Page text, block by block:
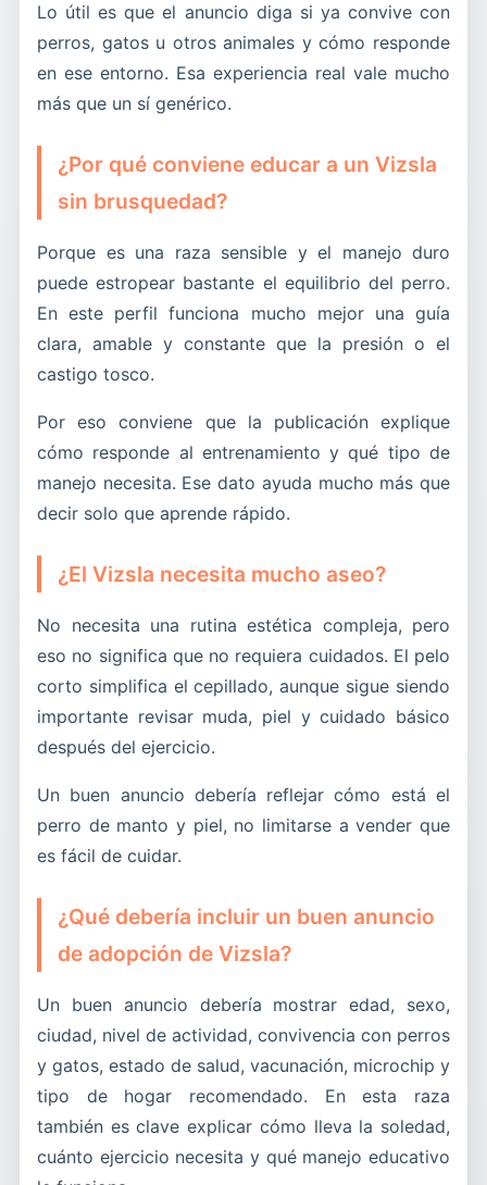
Lo útil es que el anuncio diga si ya convive con
perros, gatos u otros animales y cómo responde
en ese entorno. Esa experiencia real vale mucho
más que un sí genérico.
¿Por qué conviene educar a un Vizsla
sin brusquedad?
Porque es una raza sensible y el manejo duro
puede estropear bastante el equilibrio del perro.
En este perfil funciona mucho mejor una guía
clara, amable y constante que la presión o el
castigo tosco.
Por eso conviene que la publicación explique
cómo responde al entrenamiento y qué tipo de
manejo necesita. Ese dato ayuda mucho más que
decir solo que aprende rápido.
¿El Vizsla necesita mucho aseo?
No necesita una rutina estética compleja, pero
eso no significa que no requiera cuidados. El pelo
corto simplifica el cepillado, aunque sigue siendo
importante revisar muda, piel y cuidado básico
después del ejercicio.
Un buen anuncio debería reflejar cómo está el
perro de manto y piel, no limitarse a vender que
es fácil de cuidar.
¿Qué debería incluir un buen anuncio
de adopción de Vizsla?
Un buen anuncio debería mostrar edad, sexo,
ciudad, nivel de actividad, convivencia con perros
y gatos, estado de salud, vacunación, microchip y
tipo de hogar recomendado. En esta raza
también es clave explicar cómo lleva la soledad,
cuánto ejercicio necesita y qué manejo educativo